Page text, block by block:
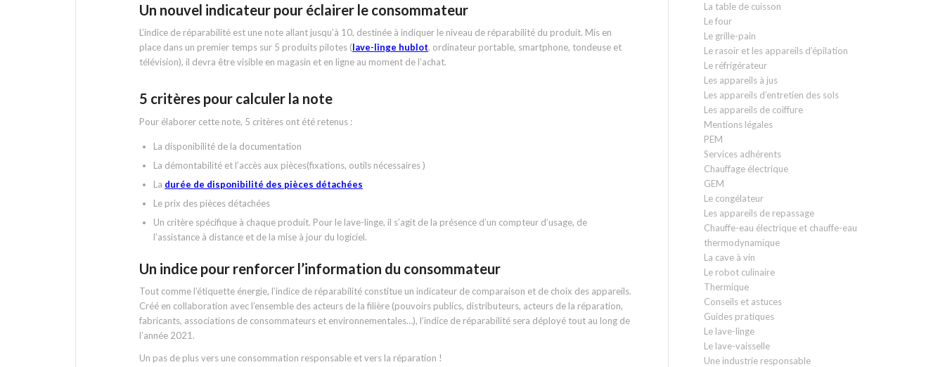
Un nouvel indicateur pour éclairer le consommateur
L’indice de réparabilité est une note allant jusqu’à 10, destinée à indiquer le niveau de réparabilité du produit. Mis en
place dans un premier temps sur 5 produits pilotes (lave-linge hublot, ordinateur portable, smartphone, tondeuse et
télévision), il devra être visible en magasin et en ligne au moment de l’achat.
5 critères pour calculer la note
Pour élaborer cette note, 5 critères ont été retenus :
La disponibilité de la documentation
La démontabilité et l’accès aux pièces(fixations, outils nécessaires )
La durée de disponibilité des pièces détachées
Le prix des pièces détachées
Un critère spécifique à chaque produit. Pour le lave-linge, il s’agit de la présence d’un compteur d’usage, de
l’assistance à distance et de la mise à jour du logiciel.
Un indice pour renforcer l’information du consommateur
Tout comme l’étiquette énergie, l’indice de réparabilité constitue un indicateur de comparaison et de choix des appareils.
Créé en collaboration avec l’ensemble des acteurs de la filière (pouvoirs publics, distributeurs, acteurs de la réparation,
fabricants, associations de consommateurs et environnementales…), l’indice de réparabilité sera déployé tout au long de
l’année 2021.
Un pas de plus vers une consommation responsable et vers la réparation !
La table de cuisson
Le four
Le grille-pain
Le rasoir et les appareils d’épilation
Le réfrigérateur
Les appareils à jus
Les appareils d’entretien des sols
Les appareils de coiffure
Mentions légales
PEM
Services adhérents
Chauffage électrique
GEM
Le congélateur
Les appareils de repassage
Chauffe-eau électrique et chauffe-eau
thermodynamique
La cave à vin
Le robot culinaire
Thermique
Conseils et astuces
Guides pratiques
Le lave-linge
Le lave-vaisselle
Une industrie responsable